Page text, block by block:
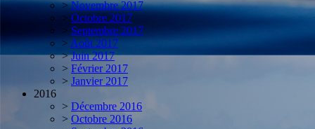
> Novembre 2017
> Octobre 2017
> Septembre 2017
> Août 2017
> Juin 2017
> Février 2017
> Janvier 2017
2016
> Décembre 2016
> Octobre 2016